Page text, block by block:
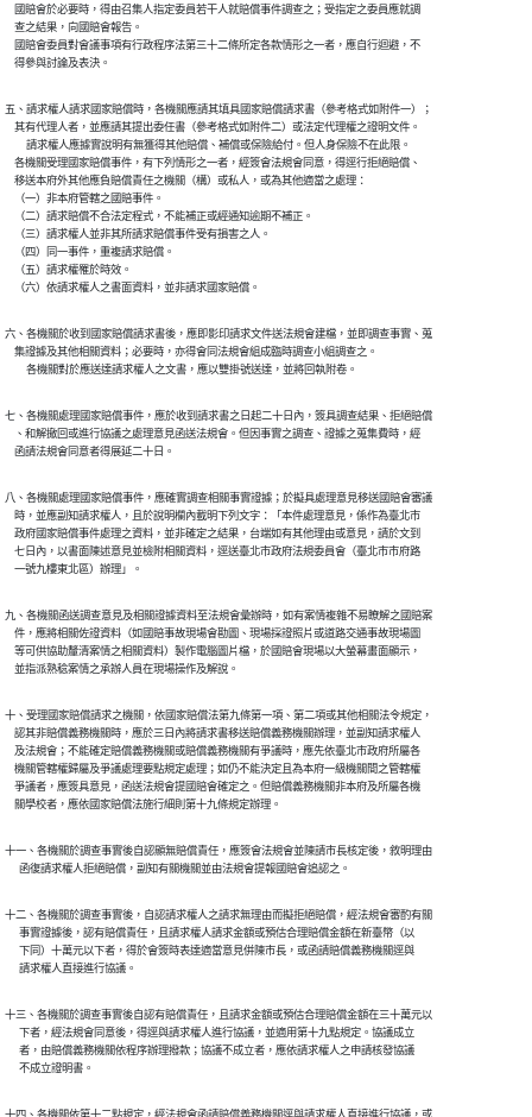
    國賠會於必要時，得由召集人指定委員若干人就賠償事件調查之；受指定之委員應就調
    查之結果，向國賠會報告。
    國賠會委員對會議事項有行政程序法第三十二條所定各款情形之一者，應自行迴避，不
    得參與討論及表決。
五、請求權人請求國家賠償時，各機關應請其填具國家賠償請求書（參考格式如附件一）；
    其有代理人者，並應請其提出委任書（參考格式如附件二）或法定代理權之證明文件。
請求權人應據實說明有無獲得其他賠償、補償或保險給付。但人身保險不在此限。
    各機關受理國家賠償事件，有下列情形之一者，經簽會法規會同意，得逕行拒絕賠償、
    移送本府外其他應負賠償責任之機關（構）或私人，或為其他適當之處理：
    （一）非本府管轄之國賠事件。
    （二）請求賠償不合法定程式，不能補正或經通知逾期不補正。
    （三）請求權人並非其所請求賠償事件受有損害之人。
    （四）同一事件，重複請求賠償。
    （五）請求權罹於時效。
    （六）依請求權人之書面資料，並非請求國家賠償。
六、各機關於收到國家賠償請求書後，應即影印請求文件送法規會建檔，並即調查事實、蒐
    集證據及其他相關資料；必要時，亦得會同法規會組成臨時調查小組調查之。
各機關對於應送達請求權人之文書，應以雙掛號送達，並將回執附卷。
七、各機關處理國家賠償事件，應於收到請求書之日起二十日內，簽具調查結果、拒絕賠償
    、和解撤回或進行協議之處理意見函送法規會。但因事實之調查、證據之蒐集費時，經
    函請法規會同意者得展延二十日。
八、各機關處理國家賠償事件，應確實調查相關事實證據；於擬具處理意見移送國賠會審議
    時，並應副知請求權人，且於說明欄內載明下列文字：「本件處理意見，係作為臺北市
    政府國家賠償事件處理之資料，並非確定之結果，台端如有其他理由或意見，請於文到
    七日內，以書面陳述意見並檢附相關資料，逕送臺北市政府法規委員會（臺北市市府路
    一號九樓東北區）辦理」。
九、各機關函送調查意見及相關證據資料至法規會彙辦時，如有案情複雜不易瞭解之國賠案
    件，應將相關佐證資料（如國賠事故現場會勘圖、現場採證照片或道路交通事故現場圖
    等可供協助釐清案情之相關資料）製作電腦圖片檔，於國賠會現場以大螢幕畫面顯示，
    並指派熟稔案情之承辦人員在現場操作及解說。
十、受理國家賠償請求之機關，依國家賠償法第九條第一項、第二項或其他相關法令規定，
    認其非賠償義務機關時，應於三日內將請求書移送賠償義務機關辦理，並副知請求權人
    及法規會；不能確定賠償義務機關或賠償義務機關有爭議時，應先依臺北市政府所屬各
    機關管轄權歸屬及爭議處理要點規定處理；如仍不能決定且為本府一級機關間之管轄權
    爭議者，應簽具意見，函送法規會提國賠會確定之。但賠償義務機關非本府及所屬各機
    關學校者，應依國家賠償法施行細則第十九條規定辦理。
十一、各機關於調查事實後自認顯無賠償責任，應簽會法規會並陳請市長核定後，敘明理由
      函復請求權人拒絕賠償，副知有關機關並由法規會提報國賠會追認之。
十二、各機關於調查事實後，自認請求權人之請求無理由而擬拒絕賠償，經法規會審酌有關
      事實證據後，認有賠償責任，且請求權人請求金額或預估合理賠償金額在新臺幣（以
      下同）十萬元以下者，得於會簽時表達適當意見併陳市長，或函請賠償義務機關逕與
      請求權人直接進行協議。
十三、各機關於調查事實後自認有賠償責任，且請求金額或預估合理賠償金額在三十萬元以
      下者，經法規會同意後，得逕與請求權人進行協議，並適用第十九點規定。協議成立
      者，由賠償義務機關依程序辦理撥款；協議不成立者，應依請求權人之申請核發協議
      不成立證明書。